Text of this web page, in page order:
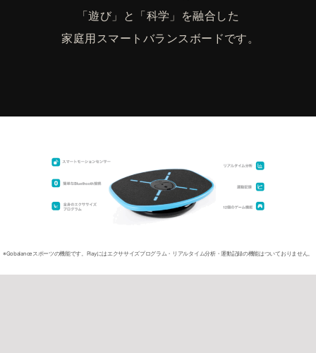
「遊び」と「科学」を融合した
家庭用スマートバランスボードです。
※Gobalanceスポーツの機能です。Playにはエクササイズプログラム・リアルタイム分析・運動記録の機能はついておりません。